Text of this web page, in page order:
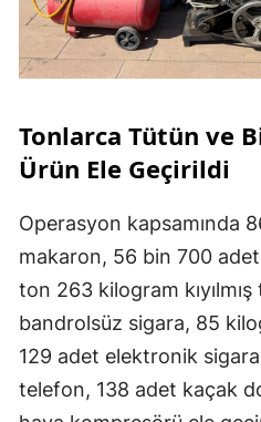
Tonlarca Tütün ve
Ürün Ele Geçirildi
Operasyon kapsamında
makaron, 56 bin 700
ton 263 kilogram
bandrolsüz sigara, 85
129 adet elektronik sigara
telefon, 138 adet kaçak